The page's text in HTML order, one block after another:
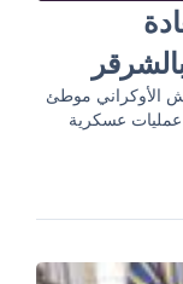
الأوكراني موطئ
عسكرية